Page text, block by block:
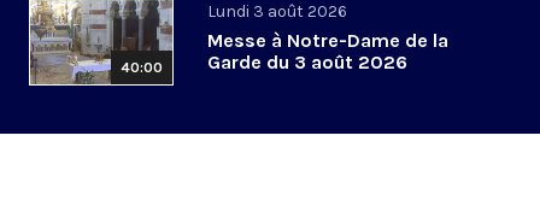
40:00
Lundi 3 août 2026
Messe à Notre-Dame de la
Garde du 3 août 2026